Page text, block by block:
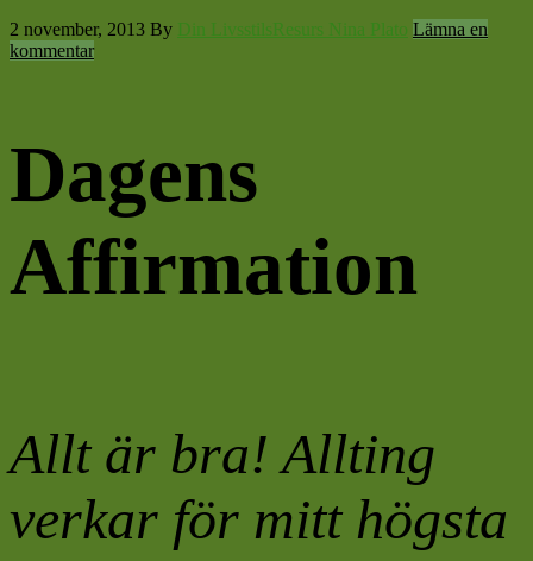
2 november, 2013 By Din LivsstilsResurs Nina Plato Lämna en
kommentar
Dagens
Affirmation
Allt är bra! Allting
verkar för mitt högsta